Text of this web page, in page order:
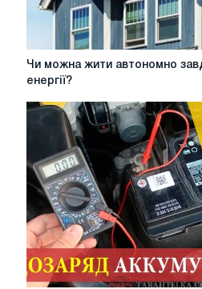
Чи
можна
автономно
завдяки
сонячній
енергії?
Чи можна жити автономно
енергії?